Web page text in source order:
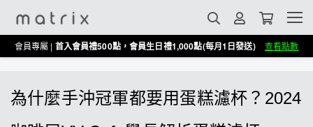
會員專屬 | 首入會員禮500點，會員生日禮1,000點(每月1日發送) 查看點數
為什麼手沖冠軍都要用蛋糕濾杯 ？2024